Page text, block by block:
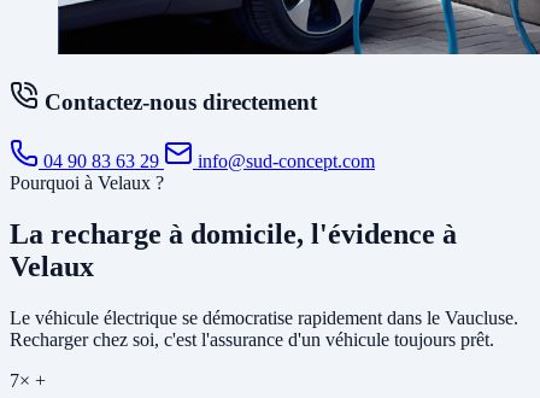
Contactez-nous directement
04 90 83 63 29
info@sud-concept.com
Pourquoi à Velaux ?
La recharge à domicile, l'évidence à
Velaux
Le véhicule électrique se démocratise rapidement dans le Vaucluse.
Recharger chez soi, c'est l'assurance d'un véhicule toujours prêt.
7× +